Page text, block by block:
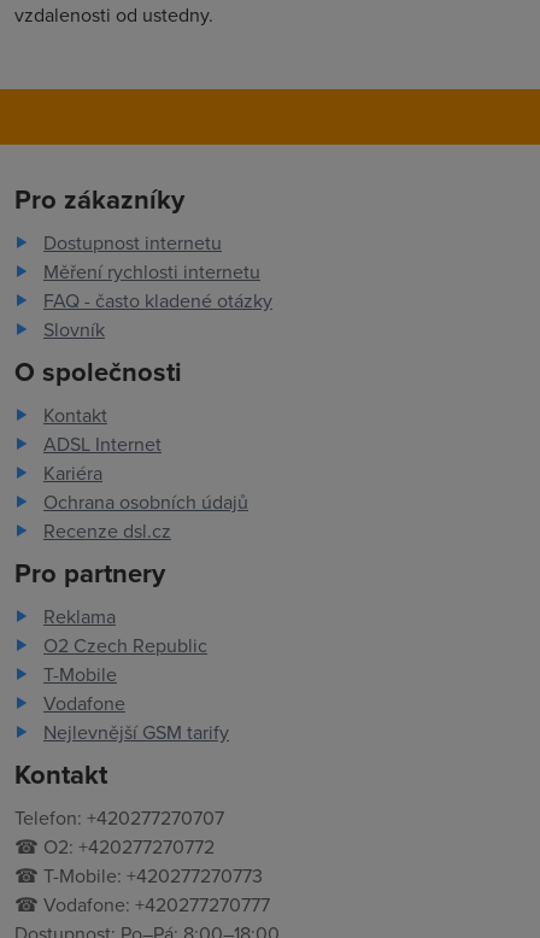
vzdalenosti od ustedny.
Pro zákazníky
Dostupnost internetu
Měření rychlosti internetu
FAQ - často kladené otázky
Slovník
O společnosti
Kontakt
ADSL Internet
Kariéra
Ochrana osobních údajů
Recenze dsl.cz
Pro partnery
Reklama
O2 Czech Republic
T-Mobile
Vodafone
Nejlevnější GSM tarify
Kontakt
Telefon: +420277270707
☎ O2: +420277270772
☎ T-Mobile: +420277270773
☎ Vodafone: +420277270777